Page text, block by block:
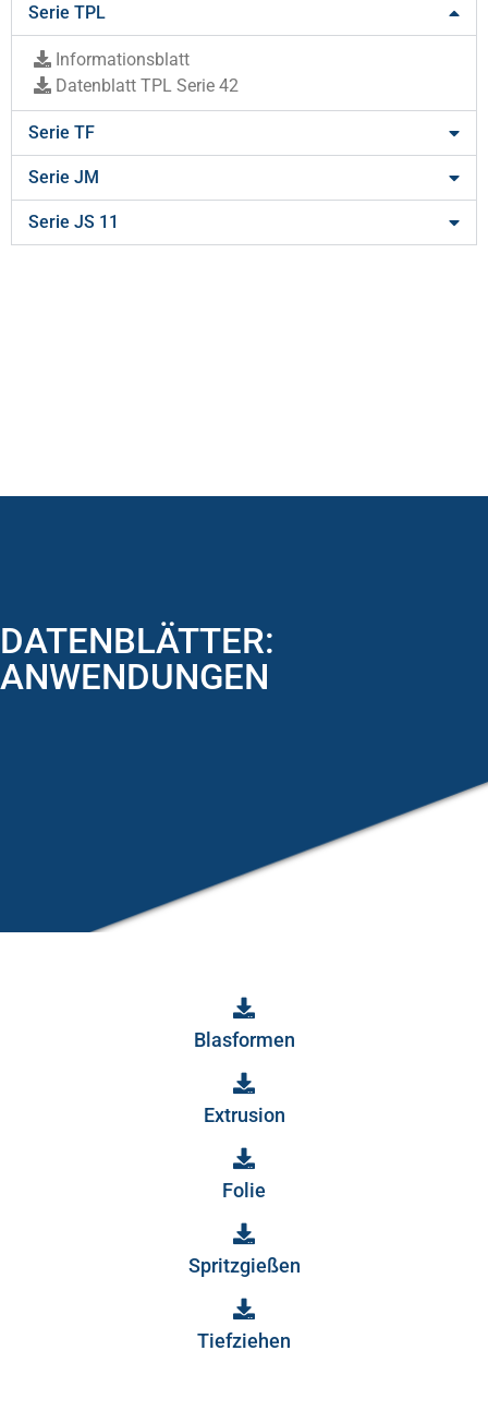
Serie TPL
­Informationsblatt
­Datenblatt TPL Serie 42
Serie TF
Serie JM
Serie JS 11
DATENBLÄTTER:
ANWENDUNGEN
Blasformen
Extrusion
Folie
Spritzgießen
Tiefziehen